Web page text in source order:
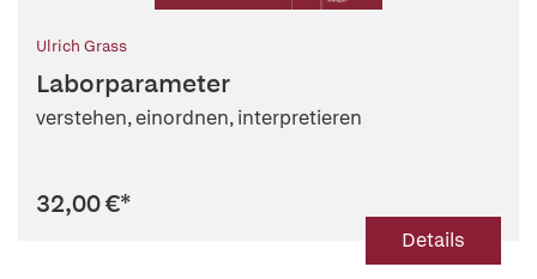
Ulrich Grass
Laborparameter
verstehen, einordnen, interpretieren
32,00 €*
Details